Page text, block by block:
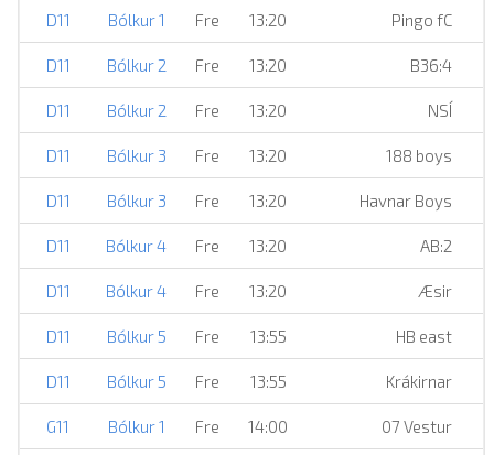
D11 Bólkur 1 Fre 13:20 Pingo fC
D11 Bólkur 2 Fre 13:20 B36:4
D11 Bólkur 2 Fre 13:20 NSÍ
D11 Bólkur 3 Fre 13:20 188 boys
D11 Bólkur 3 Fre 13:20 Havnar Boys
D11 Bólkur 4 Fre 13:20 AB:2
D11 Bólkur 4 Fre 13:20 Æsir
D11 Bólkur 5 Fre 13:55 HB east
D11 Bólkur 5 Fre 13:55 Krákirnar
G11 Bólkur 1 Fre 14:00 07 Vestur